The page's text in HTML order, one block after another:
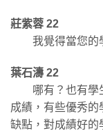
莊紫蓉 22
我覺得當您的
葉石濤 22
哪有？也有學生
成績，有些優秀的
缺點，對成績好的